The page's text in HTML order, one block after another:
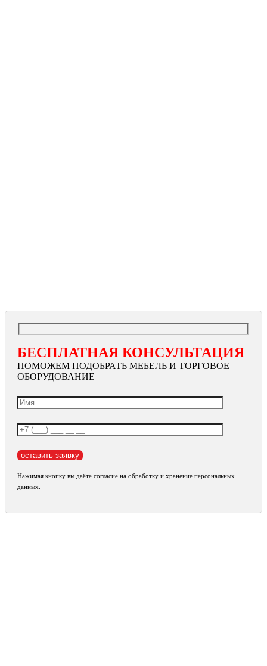
БЕСПЛАТНАЯ КОНСУЛЬТАЦИЯ
ПОМОЖЕМ ПОДОБРАТЬ МЕБЕЛЬ И ТОРГОВОЕ
ОБОРУДОВАНИЕ
Нажимая кнопку вы даёте согласие на обработку и хранение персональных
данных.